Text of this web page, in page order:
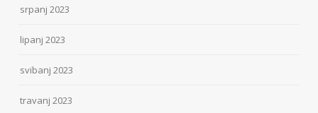
srpanj 2023
lipanj 2023
svibanj 2023
travanj 2023